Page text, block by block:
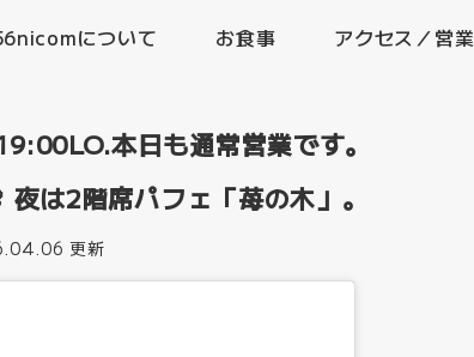
について お食事 アクセス／営業
本日も通常営業です。
は2階席パフェ「苺の木」。
更新